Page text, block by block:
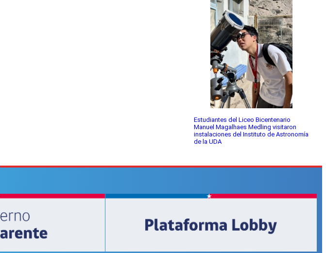
Estudiantes del Liceo Bicentenario
Manuel Magalhaes Medling visitaron
instalaciones del Instituto de Astronomía
de la UDA